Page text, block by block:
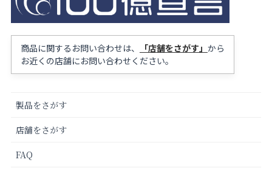
商品に関するお問い合わせは、 「店舗をさがす」 から
お近くの店舗にお問い合わせください。
製品をさがす
店舗をさがす
FAQ